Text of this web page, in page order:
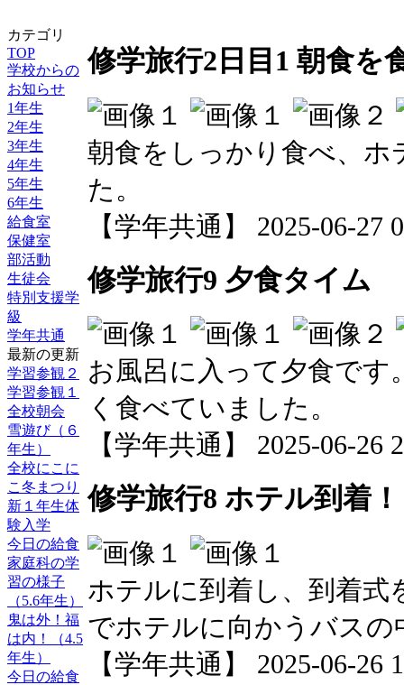
カテゴリ
TOP
学校からの
お知らせ
1年生
2年生
3年生
4年生
5年生
6年生
給食室
保健室
部活動
生徒会
特別支援学
級
学年共通
最新の更新
学習参観２
学習参観１
全校朝会
雪遊び（６
年生）
全校にこに
こ冬まつり
新１年生体
験入学
今日の給食
家庭科の学
習の様子
（5.6年生）
鬼は外！福
は内！（4.5
年生）
今日の給食
修学旅行2日目1 朝食を
朝食をしっかり食べ、ホ
た。
【学年共通】 2025-06-27
修学旅行9 夕食タイム
お風呂に入って夕食で
く食べていました。
【学年共通】 2025-06-26
修学旅行8 ホテル到着！
ホテルに到着し、到着
でホテルに向かうバスの
【学年共通】 2025-06-26